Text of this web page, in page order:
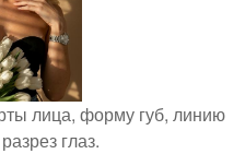
лица, форму губ, линию
глаз.